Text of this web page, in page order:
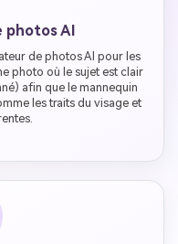
photos AI
de photos AI pour les
photo où le sujet est clair
afin que le mannequin
les traits du visage et